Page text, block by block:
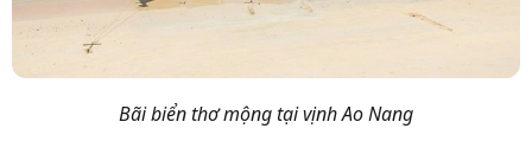
Bãi biển thơ mộng tại vịnh Ao Nang